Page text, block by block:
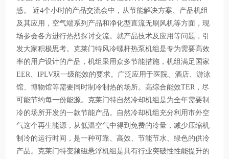
惑。 近4个小时的产品交流会中，从节能解决方案、产品机组
及其应用，空气端系列产品和净化型直流无刷风机等方面，现
场参会各方进行热烈探讨交流。就产品技术及应用等问题，引
发大家积极思考。克莱门特风冷螺杆热泵机组是专为需要高效
率的用户设计的产品，机组采用众多节能措施，机组满足国家
EER、IPLV双一级能效的要求。广泛应用于医院、酒店、游泳
馆、博物馆等需要同时制冷制热的场所。高综合能效TER，尽
可能节约每一份能源。克莱门特自然冷却机组是为全年需要制
冷的场所开发的一款节能产品。自然冷却机组充分利用市外空
气这个再生能源，从低温空气中得到免费的冷量，减少压缩机
制冷的运行时间，是一种可靠、高效、节能节水、绿色的供冷
产品。克莱门特变频磁悬浮机组是具有行业突破性性能提升的